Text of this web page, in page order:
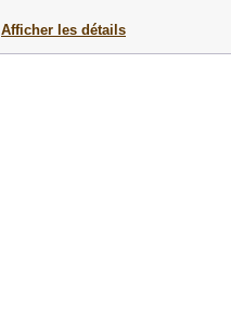
Afficher les détails